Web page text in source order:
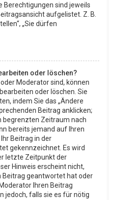
Berechtigungen sind jeweils
aufgelistet. Z. B.
„Sie dürfen
oder löschen?
Moderator sind, können
oder löschen. Sie
indem Sie das „Ändere
Beitrag anklicken;
begrenzten Zeitraum nach
bereits jemand auf Ihren
Beitrag in der
gekennzeichnet. Es wird
letzte Zeitpunkt der
Hinweis erscheint nicht,
Beitrag geantwortet hat oder
Ihren Beitrag
jedoch, falls sie es für nötig